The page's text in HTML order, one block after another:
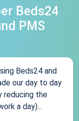
Beds24
PMS
Beds24 and
our day to day
reducing the
a day)...